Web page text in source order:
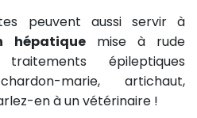
peuvent aussi servir à
hépatiquemise à rude
épileptiques
marie, artichaut,
en à un vétérinaire !